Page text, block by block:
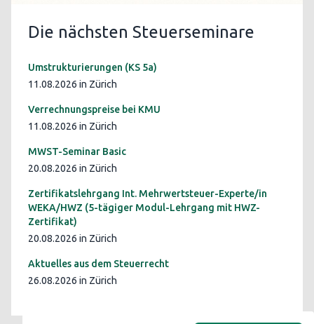
Die nächsten Steuerseminare
Umstrukturierungen (KS 5a)
11.08.2026 in Zürich
Verrechnungspreise bei KMU
11.08.2026 in Zürich
MWST-Seminar Basic
20.08.2026 in Zürich
Zertifikatslehrgang Int. Mehrwertsteuer-Experte/in
WEKA/HWZ (5-tägiger Modul-Lehrgang mit HWZ-
Zertifikat)
20.08.2026 in Zürich
Aktuelles aus dem Steuerrecht
26.08.2026 in Zürich